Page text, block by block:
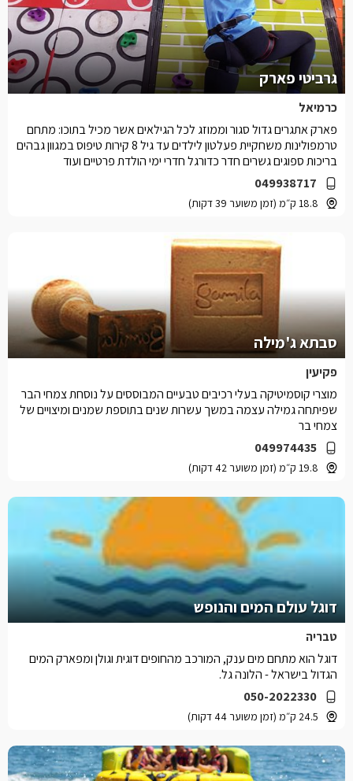
גרביטי פארק
כרמיאל
049938717
18.8 ק״מ (זמן משוער 39 דקות)
פארק אתגרים גדול סגור וממוזג לכל הגילאים אשר מכיל בתוכו: מתחם
טרמפולינות משחקיית פעלטון לילדים עד גיל 8 קירות טיפוס במגוון גבהים
בריכות ספוגים גשרים חדר כדורגל חדרי ימי הולדת פרטיים ועוד
סבתא ג'מילה
פקיעין
049974435
19.8 ק״מ (זמן משוער 42 דקות)
מוצרי קוסמיטיקה בעלי רכיבים טבעיים המבוססים על נוסחת צמחי הבר
שפיתחה גמילה עצמה במשך עשרות שנים בתוספת שמנים ומיצויים של
צמחי בר
דוגל עולם המים והנופש
טבריה
050-2022330
24.5 ק״מ (זמן משוער 44 דקות)
דוגל הוא מתחם מים ענק, המורכב מהחופים דוגית וגולן ומפארק המים
הגדול בישראל - הלונה גל.